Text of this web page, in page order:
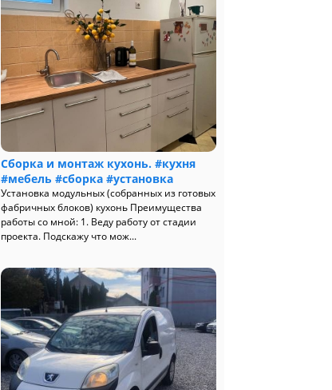
Сборка и монтаж кухонь. #кухня
#мебель #сборка #установка
Установка модульных (собранных из готовых
фабричных блоков) кухонь Преимущества
работы со мной: 1. Веду работу от стадии
проекта. Подскажу что мож...